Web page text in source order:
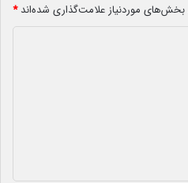
بخش‌های موردنیاز علامت‌گذاری شده‌اند*